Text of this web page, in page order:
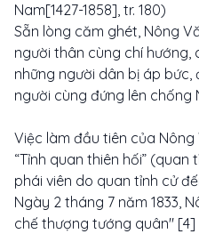
Nam[1427-1858], tr. 180)
Sẵn lòng căm ghét, Nông
người thân cùng chí
những người dân bị áp
người cùng đứng lên chống
Việc làm đầu tiên của
“Tỉnh quan thiên hối”
phái viên do quan tỉnh cử
Ngày 2 tháng 7 năm 1833,
chế thượng tướng quân"